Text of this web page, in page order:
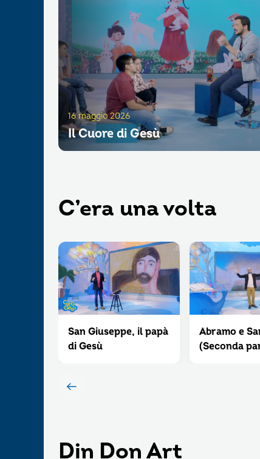
16 maggio 2026
Il Cuore di Gesù
C’era una volta
San Giuseppe, il papà
di Gesù
Abramo e
(Seconda
Din Don Art